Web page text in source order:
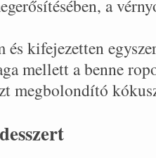
a
kifejezetten
mellett a benne
megbolondító